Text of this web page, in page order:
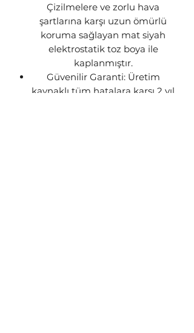
Çizilmelere ve zorlu hava
şartlarına karşı uzun ömürlü
koruma sağlayan mat siyah
elektrostatik toz boya ile
kaplanmıştır.
Güvenilir Garanti: Üretim
kaynaklı tüm hatalara karşı 2 yıl